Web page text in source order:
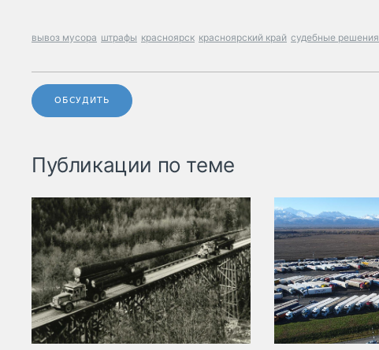
вывоз мусора штрафы красноярск красноярский край судебные решения
ОБСУДИТЬ
Публикации по теме